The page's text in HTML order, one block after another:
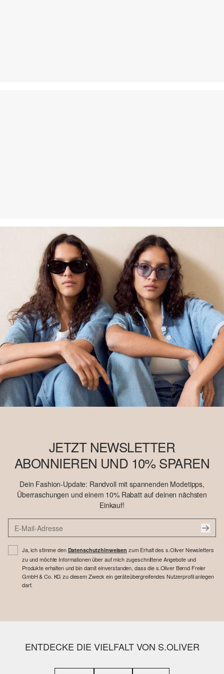
JETZT NEWSLETTER
ABONNIEREN UND 10% SPAREN
Dein Fashion-Update: Randvoll mit spannenden Modetipps,
Überraschungen und einem 10% Rabatt auf deinen nächsten
Einkauf!
Ja, ich stimme den Datenschutzhinweisen zum Erhalt des s.Oliver Newsletters
zu und möchte Informationen über auf mich zugeschnittene Angebote und
Produkte erhalten und bin damit einverstanden, dass die s.Oliver Bernd Freier
GmbH & Co. KG zu diesem Zweck ein geräteübergreifendes Nutzerprofil anlegen
darf.
ENTDECKE DIE VIELFALT VON S.OLIVER